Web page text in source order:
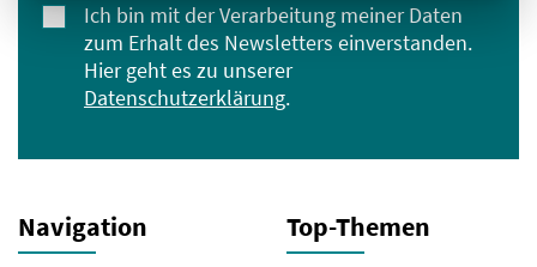
Ich bin mit der Verarbeitung meiner Daten
zum Erhalt des Newsletters einverstanden.
Hier geht es zu unserer
Datenschutzerklärung.
Navigation Top-Themen